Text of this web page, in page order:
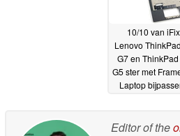
10/10 van
Lenovo
G7 en
G5 ster met
Laptop
Editor of the